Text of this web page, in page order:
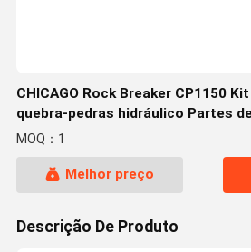
CHICAGO Rock Breaker CP1150
quebra-pedras hidráulico Partes
construção
MOQ：1
Melhor preço
Descrição De Produto